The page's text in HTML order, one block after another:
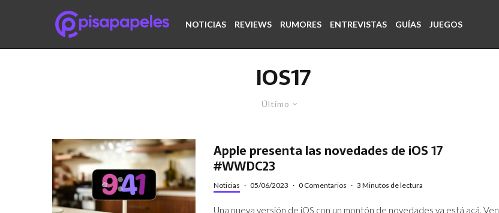
NOTICIAS REVIEWS RUMORES ENTREVISTAS GUÍAS JUEGOS
IOS17
Último
Apple presenta las novedades de iOS 17
#WWDC23
Noticias · 05/06/2023 · 0 Comentarios · 3 Minutos de lectura
Una nueva versión de iOS con un montón de novedades ya está acá. Ven